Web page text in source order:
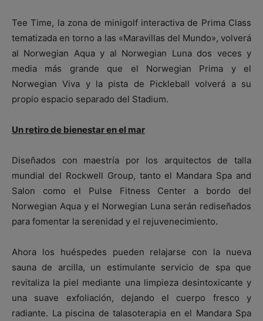
Tee Time, la zona de minigolf interactiva de Prima Class
tematizada en torno a las «Maravillas del Mundo», volverá
al Norwegian Aqua y al Norwegian Luna dos veces y
media más grande que el Norwegian Prima y el
Norwegian Viva y la pista de Pickleball volverá a su
propio espacio separado del Stadium.
Un retiro de bienestar en el mar
Diseñados con maestría por los arquitectos de talla
mundial del Rockwell Group, tanto el Mandara Spa and
Salon como el Pulse Fitness Center a bordo del
Norwegian Aqua y el Norwegian Luna serán rediseñados
para fomentar la serenidad y el rejuvenecimiento.
Ahora los huéspedes pueden relajarse con la nueva
sauna de arcilla, un estimulante servicio de spa que
revitaliza la piel mediante una limpieza desintoxicante y
una suave exfoliación, dejando el cuerpo fresco y
radiante. La piscina de talasoterapia en el Mandara Spa